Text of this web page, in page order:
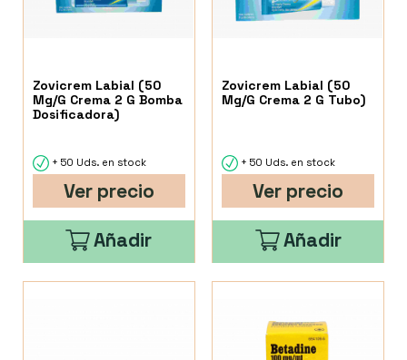
Zovicrem Labial (50
Mg/G Crema 2 G Bomba
Dosificadora)
+ 50 Uds. en stock
Ver precio
Añadir
Zovicrem Labial (50
Mg/G Crema 2 G Tubo)
+ 50 Uds. en stock
Ver precio
Añadir